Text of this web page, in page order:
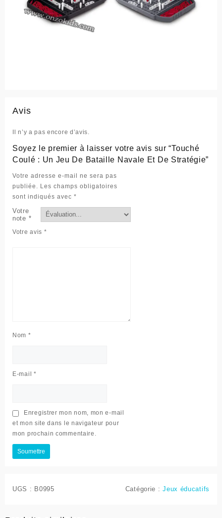
Avis
Il n’y a pas encore d’avis.
Soyez le premier à laisser votre avis sur “Touché
Coulé : Un Jeu De Bataille Navale Et De Stratégie”
Votre adresse e-mail ne sera pas
publiée.
Les champs obligatoires
sont indiqués avec *
Votre
note *
Votre avis *
Nom *
E-mail *
Enregistrer mon nom, mon e-mail
et mon site dans le navigateur pour
mon prochain commentaire.
UGS : B0995 Catégorie :Jeux éducatifs